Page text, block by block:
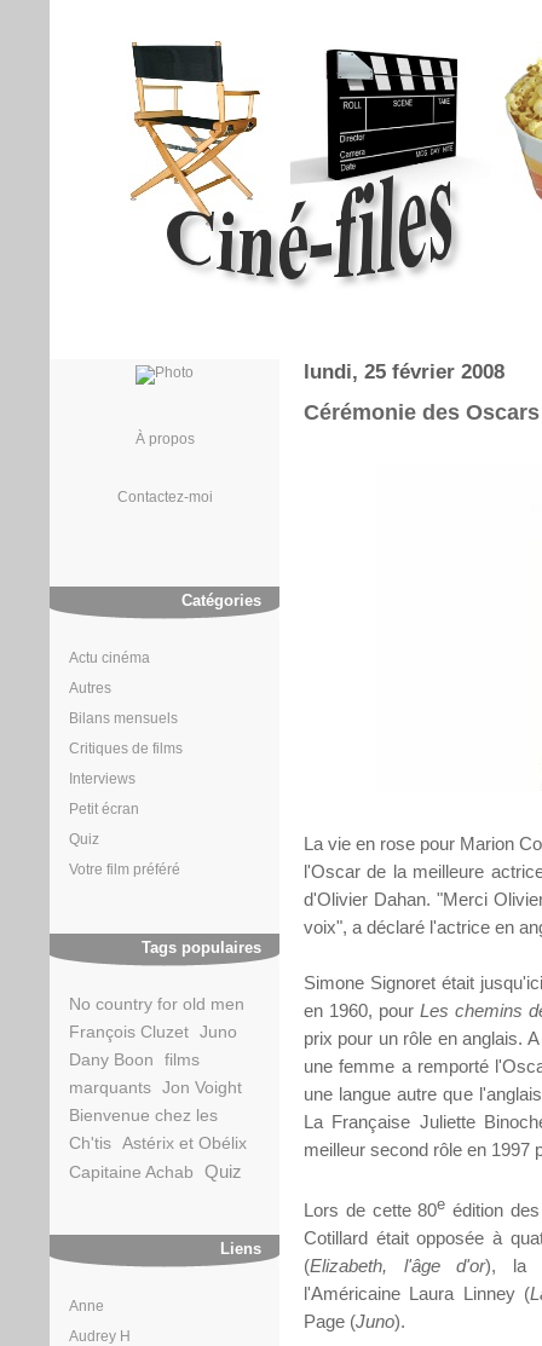
À propos
Contactez-moi
Catégories
Actu cinéma
Autres
Bilans mensuels
Critiques de films
Interviews
Petit écran
Quiz
Votre film préféré
Tags populaires
No country for old men
François Cluzet Juno
Dany Boon
films
marquants Jon Voight
Bienvenue chez les
Ch'tis Astérix et Obélix
Capitaine Achab
Quiz
Liens
Anne
Audrey H
lundi, 25 février 2008
Cérémonie des Oscars
La vie en rose pour Marion
l'Oscar de la meilleure
d'Olivier Dahan. "Merci
voix", a déclaré l'actrice en
Simone Signoret était
en 1960, pour Les chemins
prix pour un rôle en anglais.
une femme a remporté
une langue autre que
La Française Juliette
meilleur second rôle en 1997
Lors de cette 80e édition
Cotillard était opposée à
(Elizabeth, l'âge d'or), la
l'Américaine Laura Linney (
Page (Juno).